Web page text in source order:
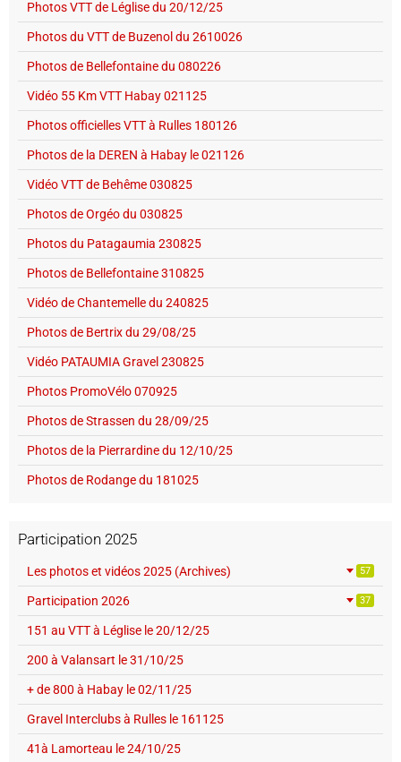
Photos VTT de Léglise du 20/12/25
Photos du VTT de Buzenol du 2610026
Photos de Bellefontaine du 080226
Vidéo 55 Km VTT Habay 021125
Photos officielles VTT à Rulles 180126
Photos de la DEREN à Habay le 021126
Vidéo VTT de Behême 030825
Photos de Orgéo du 030825
Photos du Patagaumia 230825
Photos de Bellefontaine 310825
Vidéo de Chantemelle du 240825
Photos de Bertrix du 29/08/25
Vidéo PATAUMIA Gravel 230825
Photos PromoVélo 070925
Photos de Strassen du 28/09/25
Photos de la Pierrardine du 12/10/25
Photos de Rodange du 181025
Participation 2025
Les photos et vidéos 2025 (Archives) 57
Participation 2026 37
151 au VTT à Léglise le 20/12/25
200 à Valansart le 31/10/25
+ de 800 à Habay le 02/11/25
Gravel Interclubs à Rulles le 161125
41à Lamorteau le 24/10/25